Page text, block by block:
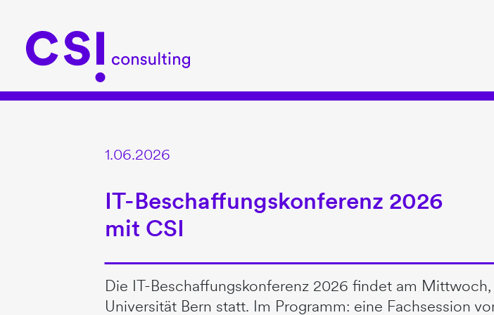
1.06.2026
IT-Beschaffungskonferenz 2026
mit CSI
Die IT-Beschaffungskonferenz 2026 findet am
Universität Bern statt. Im Programm: eine Fachsession